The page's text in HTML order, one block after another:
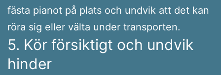
fästa pianot på plats och undvik att det kan
röra sig eller välta under transporten.
5. Kör försiktigt och undvik
hinder